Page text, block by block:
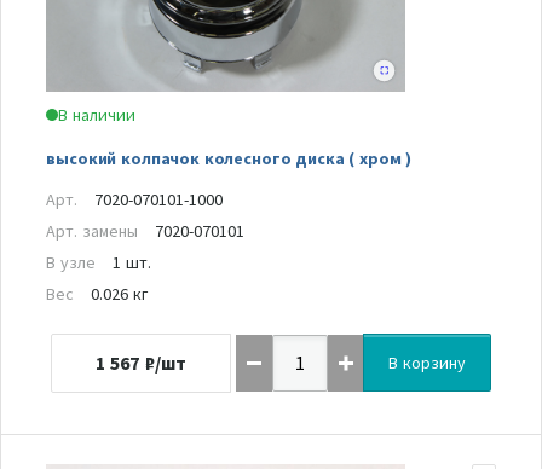
В наличии
высокий колпачок колесного диска ( хром )
Арт.
7020-070101-1000
Арт. замены
7020-070101
В узле
1 шт.
Вес
0.026 кг
1 567 ₽/шт В корзину